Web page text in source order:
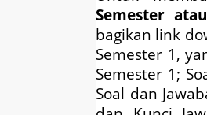
Semester
bagikan link
Semester 1,
Semester 1;
Soal dan